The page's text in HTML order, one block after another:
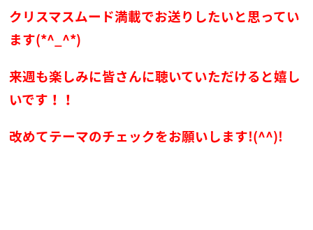
クリスマスムード満載でお送りしたいと思ってい
ます(*^_^*)
来週も楽しみに皆さんに聴いていただけると嬉し
いです！！
改めてテーマのチェックをお願いします!(^^)!